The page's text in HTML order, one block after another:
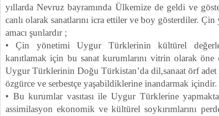
yıllarda Nevruz bayramında Ülkemize de geldi ve
canlı olarak sanatlarını icra ettiler ve boy gösterdiler.
amacı şunlardır ;
• Çin yönetimi Uygur Türklerinin kültürel
kanıtlamak için bu sanat kurumlarını vitrin olarak öne
Uygur Türklerinin Doğu Türkistan’da dil,sanaat örf
özgürce ve serbestçe yaşabildiklerine inandarmak içindir.
• Bu kurumlar vasıtası ile Uygur Türklerine
assimilasyon ekonomik ve kültürel soykırımlarını